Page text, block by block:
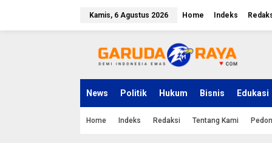
Kamis, 6 Agustus 2026 Home Indeks
News Politik Hukum Bisnis Edukasi
Home Indeks Redaksi Tentang Kami